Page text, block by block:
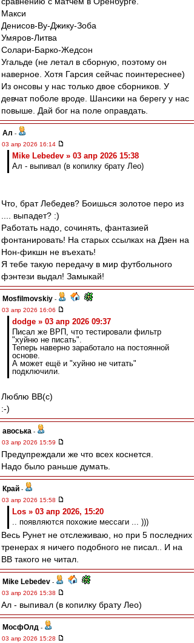
Макси
Денисов-Ву-Джику-Зоба
Умяров-Литва
Солари-Барко-Жедсон
Угальде (не летал в сборную, поэтому он
наверное. Хотя Гарсия сейчас поинтереснее)
Из онсовы у нас только двое сборников. У
девчат поболе вроде. Шансики на берегу у нас
повыше. Дай бог на поле оправдать.
Ал -
03 апр 2026 16:14
Mike Lebedev » 03 апр 2026 15:38
Ал - выпивал (в копилку брату Лео)
Что, брат Лебедев? Боишься золотое перо из
.... выпадет? :)
Работать надо, сочинять, фантазией
фонтанировать! На старых ссылках на Дзен на
Нон-фикшн не въехать!
Я тебе такую передачу в мир футбольного
фэнтези выдал! Замыкай!
Mosfilmovskiy -
03 апр 2026 16:06
dodge » 03 апр 2026 09:37
Писал же ВРП, что тестировали фильтр
"хуйню не писать".
Теперь наверно заработало на постоянной
основе.
А может ещё и "хуйню не читать"
подключили.
Люблю ВВ(с)
:-)
авоська -
03 апр 2026 15:59
Предупреждали же что всех коснется.
Надо было раньше думать.
Край -
03 апр 2026 15:58
Los » 03 апр 2026, 15:20
.. появляются похожие мессаги ... )))
Весь Рунет не отслеживаю, но при 5 последних
тренерах я ничего подобного не писал.. И на
ВВ такого не читал.
Mike Lebedev -
03 апр 2026 15:38
Ал - выпивал (в копилку брату Лео)
МосфОлд -
03 апр 2026 15:28